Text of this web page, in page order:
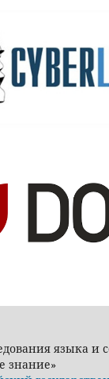
языка и
знание»